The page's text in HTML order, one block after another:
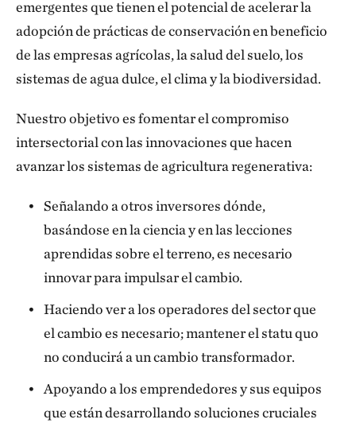
emergentes que tienen el potencial de acelerar la
adopción de prácticas de conservación en beneficio
de las empresas agrícolas, la salud del suelo, los
sistemas de agua dulce, el clima y la biodiversidad.
Nuestro objetivo es fomentar el compromiso
intersectorial con las innovaciones que hacen
avanzar los sistemas de agricultura regenerativa:
Señalando a otros inversores dónde,
basándose en la ciencia y en las lecciones
aprendidas sobre el terreno, es necesario
innovar para impulsar el cambio.
Haciendo ver a los operadores del sector que
el cambio es necesario; mantener el statu quo
no conducirá a un cambio transformador.
Apoyando a los emprendedores y sus equipos
que están desarrollando soluciones cruciales